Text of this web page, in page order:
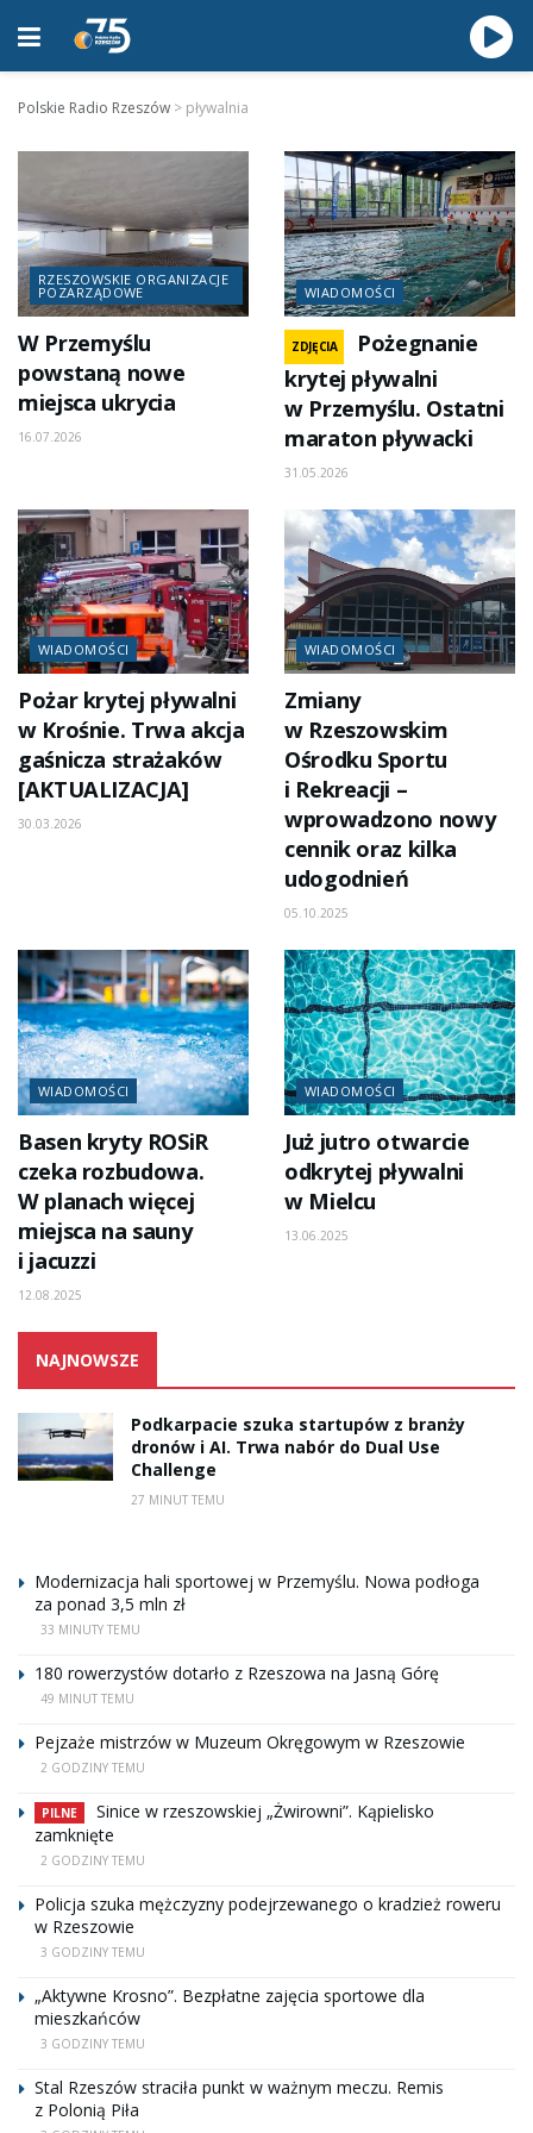
Polskie Radio Rzeszów > pływalnia
RZESZOWSKIE ORGANIZACJE
POZARZĄDOWE
W Przemyślu
powstaną nowe
miejsca ukrycia
16.07.2026
WIADOMOŚCI
ZDJĘCIA
Pożegnanie
krytej pływalni
w Przemyślu. Ostatni
maraton pływacki
31.05.2026
WIADOMOŚCI
Pożar krytej pływalni
w Krośnie. Trwa akcja
gaśnicza strażaków
[AKTUALIZACJA]
30.03.2026
WIADOMOŚCI
Zmiany
w Rzeszowskim
Ośrodku Sportu
i Rekreacji –
wprowadzono nowy
cennik oraz kilka
udogodnień
05.10.2025
WIADOMOŚCI
Basen kryty ROSiR
czeka rozbudowa.
W planach więcej
miejsca na sauny
i jacuzzi
12.08.2025
WIADOMOŚCI
Już jutro otwarcie
odkrytej pływalni
w Mielcu
13.06.2025
NAJNOWSZE
Podkarpacie szuka startupów z branży
dronów i AI. Trwa nabór do Dual Use
Challenge
27 MINUT TEMU
Modernizacja hali sportowej w Przemyślu. Nowa podłoga
za ponad 3,5 mln zł
33 MINUTY TEMU
180 rowerzystów dotarło z Rzeszowa na Jasną Górę
49 MINUT TEMU
Pejzaże mistrzów w Muzeum Okręgowym w Rzeszowie
2 GODZINY TEMU
PILNE
Sinice w rzeszowskiej „Żwirowni”. Kąpielisko
zamknięte
2 GODZINY TEMU
Policja szuka mężczyzny podejrzewanego o kradzież roweru
w Rzeszowie
3 GODZINY TEMU
„Aktywne Krosno”. Bezpłatne zajęcia sportowe dla
mieszkańców
3 GODZINY TEMU
Stal Rzeszów straciła punkt w ważnym meczu. Remis
z Polonią Piła